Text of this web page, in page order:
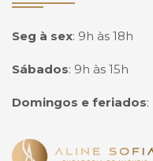
Seg à sex: 9h às 18h
Sábados: 9h às 15h
Domingos e feriados:
Página inicial